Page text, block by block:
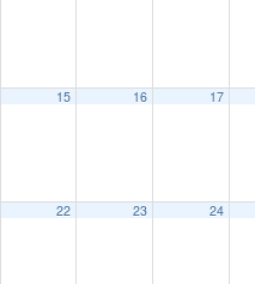
15 16 17
22 23 24